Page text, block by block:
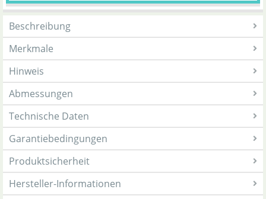
Beschreibung
Merkmale
Hinweis
Abmessungen
Technische Daten
Garantiebedingungen
Produktsicherheit
Hersteller-Informationen